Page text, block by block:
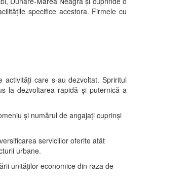
specifice acestora. Firmele cu
care s-au dezvoltat. Spriritul
la dezvoltarea rapidă şi puternică a
şi numărul de angajaţi cuprinşi
serviciilor oferite atât
urbane.
unităţilor economice din raza de